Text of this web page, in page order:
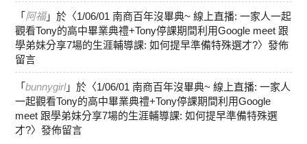
「 阿福」於〈1/06/01 南商百年沒畢典~ 線上直播: 一家人一起
觀看Tony的高中畢業典禮+Tony停課期間利用Google meet 跟
學弟妹分享7場的生涯輔導課: 如何提早準備特殊選才?〉發佈
留言
「bunnygirl」於〈1/06/01 南商百年沒畢典~ 線上直播: 一家人
一起觀看Tony的高中畢業典禮+Tony停課期間利用Google
meet 跟學弟妹分享7場的生涯輔導課: 如何提早準備特殊選
才?〉發佈留言